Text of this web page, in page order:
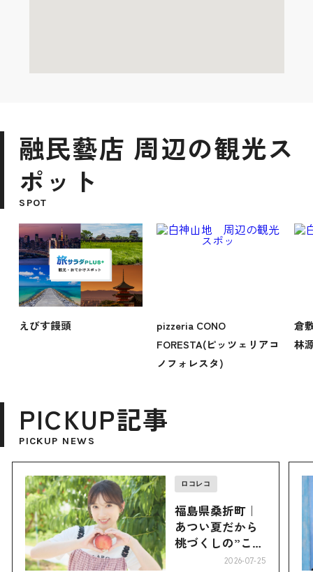
融民藝店 周辺の観光ス
ポット
SPOT
えびす饅頭
pizzeria CONO
FORESTA(ピッツェリアコ
ノフォレスタ)
倉
林
PICKUP記事
PICKUP NEWS
ロコレコ
福島県桑折町｜
あつい夏だから
桃づくしの”こお
2026-07-25